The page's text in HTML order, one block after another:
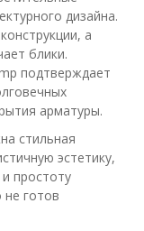
дизайна.
а
блики.
подтверждает
арматуры.
стильная
эстетику,
простоту
не готов